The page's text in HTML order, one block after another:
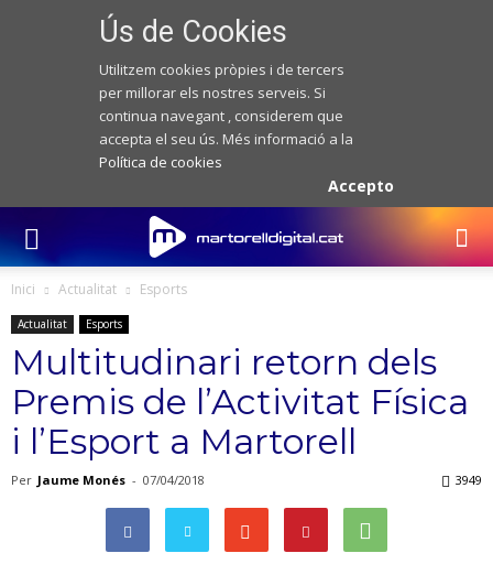
Ús de Cookies
Utilitzem cookies pròpies i de tercers
per millorar els nostres serveis. Si
continua navegant , considerem que
accepta el seu ús. Més informació a la
Política de cookies
Accepto
Inici Actualitat Esports
Actualitat Esports
Multitudinari retorn dels
Premis de l’Activitat Física
i l’Esport a Martorell
Per Jaume Monés - 07/04/2018 3949